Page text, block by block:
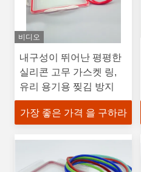
비디오
내구성이 뛰어난 평평한
실리콘 고무 가스켓 링,
유리 용기용 찢김 방지
가장 좋은 가격 을 구하라